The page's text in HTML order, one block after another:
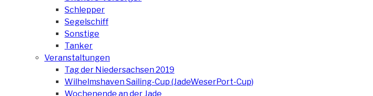
Schlepper
Segelschiff
Sonstige
Tanker
Veranstaltungen
Tag der Niedersachsen 2019
Wilhelmshaven Sailing-Cup (JadeWeserPort-Cup)
Wochenende an der Jade